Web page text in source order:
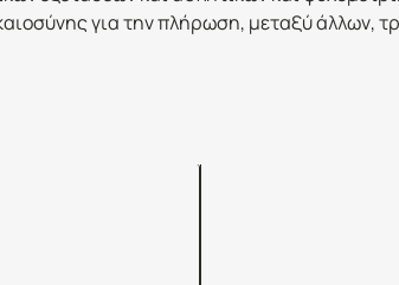
για την πλήρωση, μεταξύ άλλων,